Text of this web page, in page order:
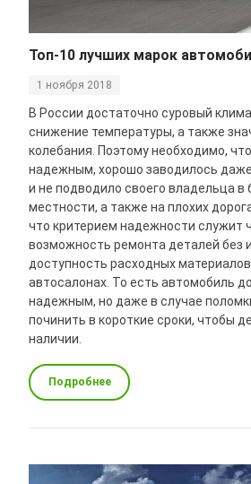
Топ-10 лучших марок
1 ноября 2018
В России достаточно суровый
снижение температуры, а также
колебания. Поэтому необходимо,
надежным, хорошо заводилось
и не подводило своего владельца в
местности, а также на плохих
что критерием надежности служит
возможность ремонта деталей без
доступность расходных
автосалонах. То есть автомобиль
надежным, но даже в случае
починить в короткие сроки, чтобы
наличии.
Подробнее